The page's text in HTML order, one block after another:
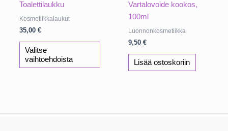
Toalettilaukku
Kosmetiikkalaukut
35,00 €
Valitse
vaihtoehdoista
Tällä
tuotteella
on
Vartalovoide kookos,
100ml
Luonnonkosmetiikka
9,50 €
Lisää ostoskoriin